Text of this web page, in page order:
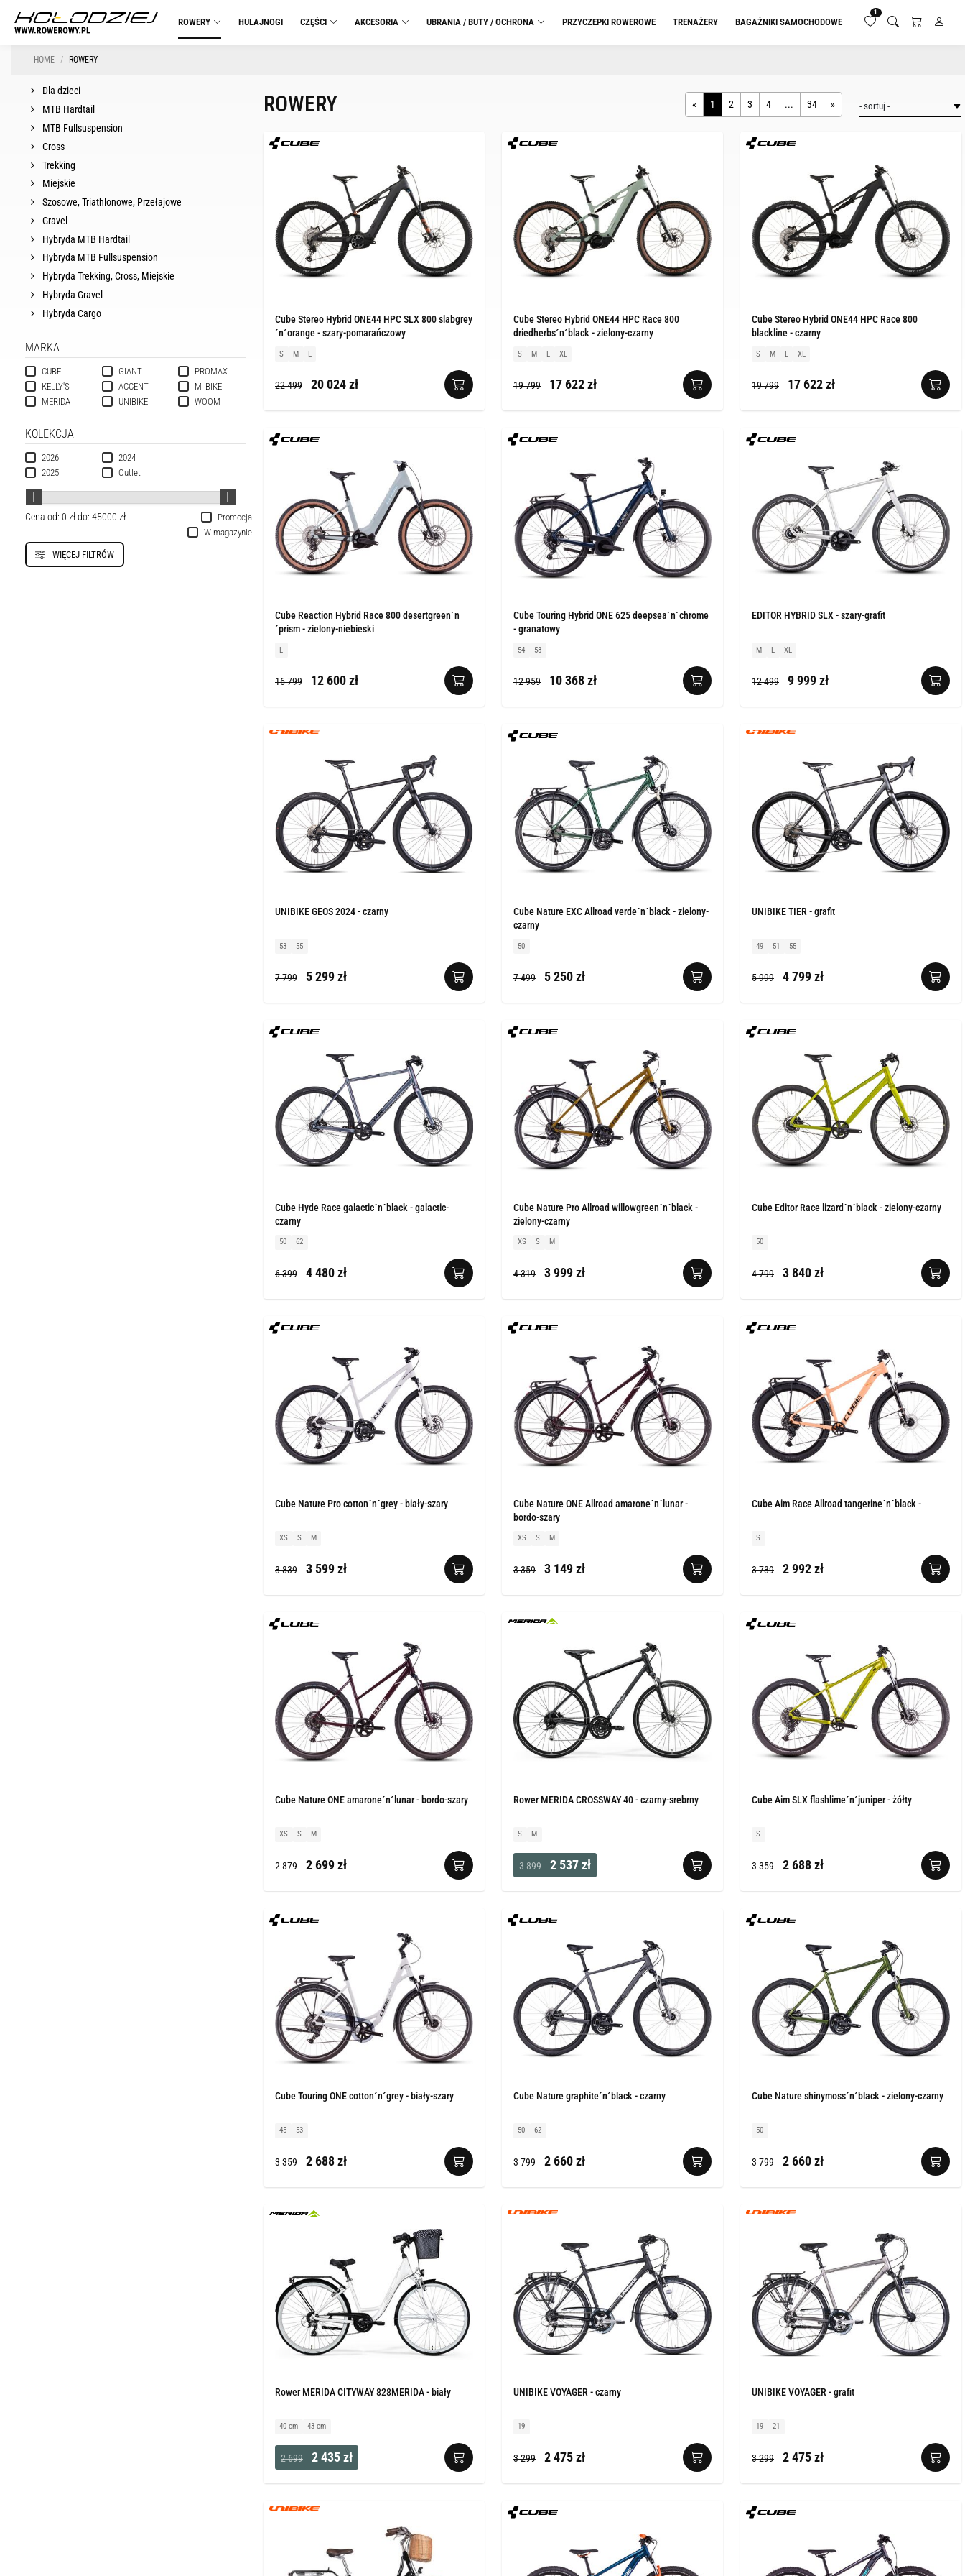
ROWERY HULAJNOGI CZĘŚCI AKCESORIA UBRANIA / BUTY / OCHRONA PRZYCZEPKI ROWEROWE TRENAŻERY BAGAŻNIKI SAMOCHODOWE
1
HOME ROWERY
Dla dzieci
MTB Hardtail
MTB Fullsuspension
Cross
Trekking
Miejskie
Szosowe, Triathlonowe, Przełajowe
Gravel
Hybryda MTB Hardtail
Hybryda MTB Fullsuspension
Hybryda Trekking, Cross, Miejskie
Hybryda Gravel
Hybryda Cargo
MARKA
CUBE
KELLY'S
MERIDA
GIANT
ACCENT
UNIBIKE
PROMAX
M_BIKE
WOOM
KOLEKCJA
2026
2025
2024
Outlet
Promocja
Cena od: 0 złdo: 45000 zł
W magazynie
WIĘCEJ FILTRÓW
ROWERY « 1 2 3 4 ... 34 »
Cube Stereo Hybrid ONE44 HPC SLX 800 slabgrey
´n´orange - szary-pomarańczowy
S M L
22 499 20 024 zł
Cube Stereo Hybrid ONE44 HPC Race 800
driedherbs´n´black - zielony-czarny
S M L XL
19 799 17 622 zł
Cube Stereo Hybrid ONE44 HPC Race 800
blackline - czarny
S M L XL
19 799 17 622 zł
Cube Reaction Hybrid Race 800 desertgreen´n
´prism - zielony-niebieski
L
16 799 12 600 zł
Cube Touring Hybrid ONE 625 deepsea´n´chrome
- granatowy
54 58
12 959 10 368 zł
EDITOR HYBRID SLX - szary-grafit
M L XL
12 499 9 999 zł
UNIBIKE GEOS 2024 - czarny
53 55
7 799 5 299 zł
Cube Nature EXC Allroad verde´n´black - zielony-
czarny
50
7 499 5 250 zł
UNIBIKE TIER - grafit
49 51 55
5 999 4 799 zł
Cube Hyde Race galactic´n´black - galactic-
czarny
50 62
6 399 4 480 zł
Cube Nature Pro Allroad willowgreen´n´black -
zielony-czarny
XS S M
4 319 3 999 zł
Cube Editor Race lizard´n´black - zielony-czarny
50
4 799 3 840 zł
Cube Nature Pro cotton´n´grey - biały-szary
XS S M
3 839 3 599 zł
Cube Nature ONE Allroad amarone´n´lunar -
bordo-szary
XS S M
3 359 3 149 zł
Cube Aim Race Allroad tangerine´n´black -
S
3 739 2 992 zł
Cube Nature ONE amarone´n´lunar - bordo-szary
XS S M
2 879 2 699 zł
Rower MERIDA CROSSWAY 40 - czarny-srebrny
S M
3 899 2 537 zł
Cube Aim SLX flashlime´n´juniper - żółty
S
3 359 2 688 zł
Cube Touring ONE cotton´n´grey - biały-szary
45 53
3 359 2 688 zł
Cube Nature graphite´n´black - czarny
50 62
3 799 2 660 zł
Cube Nature shinymoss´n´black - zielony-czarny
50
3 799 2 660 zł
Rower MERIDA CITYWAY 828MERIDA - biały
40 cm 43 cm
2 699 2 435 zł
UNIBIKE VOYAGER - czarny
19
3 299 2 475 zł
UNIBIKE VOYAGER - grafit
19 21
3 299 2 475 zł